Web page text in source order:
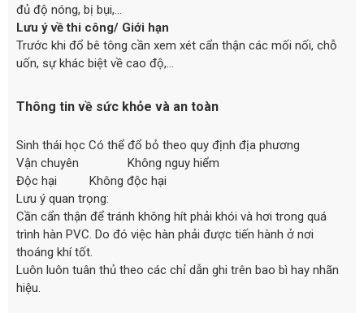
đủ độ nóng, bị bụi,…
Lưu ý về thi công/ Giới hạn
Trước khi đổ bê tông cần xem xét cẩn thận các mối nối, chỗ
uốn, sự khác biệt về cao độ,…
Thông tin về sức khỏe và an toàn
Sinh thái học Có thể đổ bỏ theo quy định địa phương
Vận chuyên Không nguy hiểm
Độc hại Không độc hại
Lưu ý quan trọng:
Cần cẩn thận để tránh không hít phải khói và hơi trong quá
trình hàn PVC. Do đó việc hàn phải được tiến hành ở nơi
thoáng khí tốt.
Luôn luôn tuân thủ theo các chỉ dẫn ghi trên bao bì hay nhãn
hiệu.